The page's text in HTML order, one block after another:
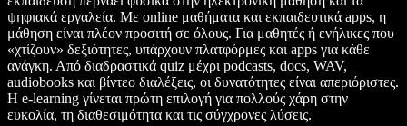
ψηφιακά εργαλεία. Με online μαθήματα και εκπαιδευτικά apps, η
μάθηση είναι πλέον προσιτή σε όλους. Για μαθητές ή ενήλικες που
«χτίζουν» δεξιότητες, υπάρχουν πλατφόρμες και apps για κάθε
ανάγκη. Από διαδραστικά quiz μέχρι podcasts, docs, WAV,
audiobooks και βίντεο διαλέξεις, οι δυνατότητες είναι απεριόριστες.
Η e-learning γίνεται πρώτη επιλογή για πολλούς χάρη στην
ευκολία, τη διαθεσιμότητα και τις σύγχρονες λύσεις.